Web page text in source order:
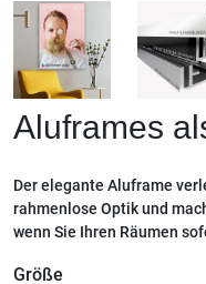
Aluframes
Der elegante Aluframe
rahmenlose Optik und
wenn Sie Ihren Räumen
Größe